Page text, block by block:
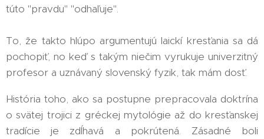
túto "pravdu" "odhaľuje".
To, že takto hlúpo argumentujú laickí kresťania sa dá
pochopiť, no keď s takým niečim vyrukuje univerzitný
profesor a uznávaný slovenský fyzik, tak mám dosť.
História toho, ako sa postupne prepracovala doktrína
o svätej trojici z gréckej mytológie až do kresťanskej
tradície je zdĺhavá a pokrútená. Zásadné boli